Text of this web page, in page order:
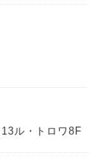
ル・トロワ8F